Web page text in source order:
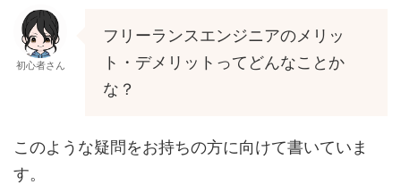
初心者さん
フリーランスエンジニアのメリッ
ト・デメリットってどんなことか
な？
このような疑問をお持ちの方に向けて書いていま
す。